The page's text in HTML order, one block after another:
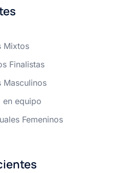
Mixtos
Finalistas
Masculinos
en equipo
Femeninos